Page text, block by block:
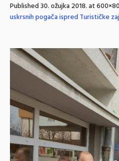
Published30. ožujka 2018.at
uskrsnih pogača ispred Turističke